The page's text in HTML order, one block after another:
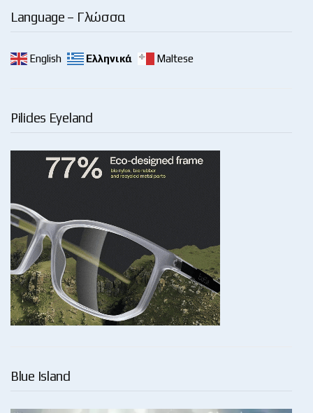
Language – Γλώσσα
English Ελληνικά Maltese
Pilides Eyeland
Blue Island